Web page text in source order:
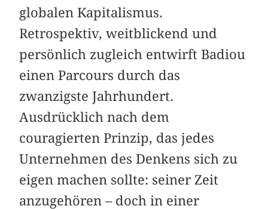
globalen Kapitalismus.
Retrospektiv, weitblickend und
persönlich zugleich entwirft Badiou
einen Parcours durch das
zwanzigste Jahrhundert.
Ausdrücklich nach dem
couragierten Prinzip, das jedes
Unternehmen des Denkens sich zu
eigen machen sollte: seiner Zeit
anzugehören – doch in einer